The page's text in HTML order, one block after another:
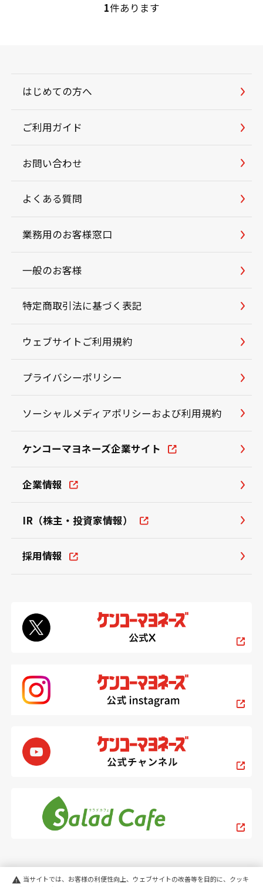
1件あります
はじめての方へ
ご利用ガイド
お問い合わせ
よくある質問
業務用のお客様窓口
一般のお客様
特定商取引法に基づく表記
ウェブサイトご利用規約
プライバシーポリシー
ソーシャルメディアポリシーおよび利用規約
ケンコーマヨネーズ企業サイト
企業情報
IR（株主・投資家情報）
採用情報
warning 当サイトでは、お客様の利便性向上、ウェブサイトの改善等を目的に、クッキ